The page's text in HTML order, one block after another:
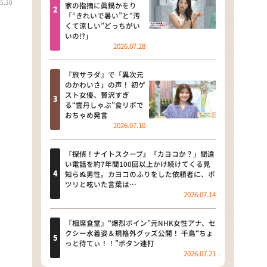
河合＆A.B.C-Z塚田×福井アナ
「なんでやねん！？」（news お
かえり）
DAIGOも台所 ～きょうの献立 何
にする？～
本日はダイアンなり！シーズン２
朝だ！生です旅サラダ
教えて！ニュースライブ 正義の
ミカタ
ＬＩＦＥ～夢のカタチ～
新婚さんいらっしゃい！
ポツンと一軒家
ザキ山小屋本館
家の指摘に眞鍋かをり
「“きれいで暑い”と“汚
くて涼しい”どっちがい
いの!?」
2026.07.28
『旅サラダ』で「異次元
のかわいさ」の声！ 初ゲ
スト女優、贅沢すぎ
る“雲丹しゃぶ”食リポで
おちゃめ発言
2026.07.10
『探偵！ナイトスクープ』「カヨコか？」間違
い電話を約7年間100回以上かけ続けてくる見
知らぬ男性。カヨコのふりをした依頼者に、ポ
ツリと呟いた言葉は…
2026.07.14
『相席食堂』“爆烈ボイン”元NHK女性アナ、セ
クシー水着姿＆規格外グッズ公開！ 千鳥“ちょ
っと待てぃ！！”ボタン連打
2026.07.21